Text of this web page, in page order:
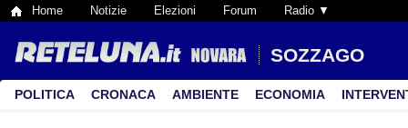
Home Notizie Elezioni Forum Radio ▼
SOZZAGO
POLITICA CRONACA AMBIENTE ECONOMIA